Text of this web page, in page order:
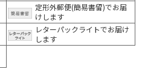
定形外郵便(簡易書留)でお届
けします
レターパックライトでお届け
します